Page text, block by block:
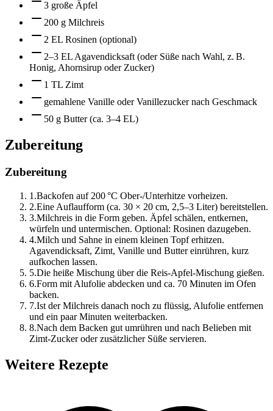
3 große Äpfel
200 g Milchreis
2 EL Rosinen (optional)
2–3 EL Agavendicksaft (oder Süße nach Wahl, z. B.
Honig, Ahornsirup oder Zucker)
1 TL Zimt
gemahlene Vanille oder Vanillezucker nach Geschmack
50 g Butter (ca. 3–4 EL)
Zubereitung
Zubereitung
1 .Backofen auf 200 °C Ober-/Unterhitze vorheizen.
2.Eine Auflaufform (ca. 30 × 20 cm, 2,5–3 Liter) bereitstellen.
3.Milchreis in die Form geben. Äpfel schälen, entkernen,
würfeln und untermischen. Optional: Rosinen dazugeben.
4.Milch und Sahne in einem kleinen Topf erhitzen.
Agavendicksaft, Zimt, Vanille und Butter einrühren, kurz
aufkochen lassen.
5.Die heiße Mischung über die Reis-Apfel-Mischung gießen.
6.Form mit Alufolie abdecken und ca. 70 Minuten im Ofen
backen.
7.Ist der Milchreis danach noch zu flüssig, Alufolie entfernen
und ein paar Minuten weiterbacken.
8.Nach dem Backen gut umrühren und nach Belieben mit
Zimt-Zucker oder zusätzlicher Süße servieren.
Weitere Rezepte